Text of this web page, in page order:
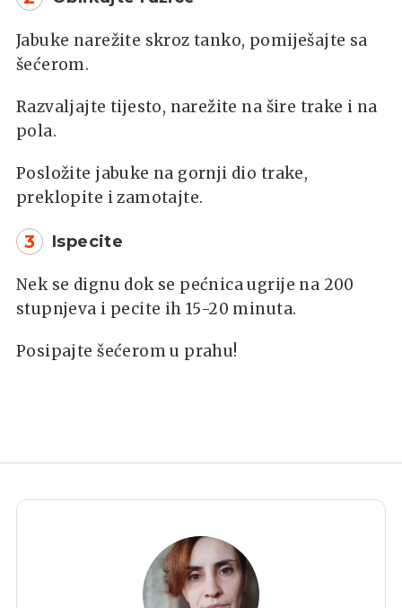
Jabuke narežite skroz tanko, pomiješajte sa
šećerom.
Razvaljajte tijesto, narežite na šire trake i na
pola.
Posložite jabuke na gornji dio trake,
preklopite i zamotajte.
3 Ispecite
Nek se dignu dok se pećnica ugrije na 200
stupnjeva i pecite ih 15-20 minuta.
Posipajte šećerom u prahu!